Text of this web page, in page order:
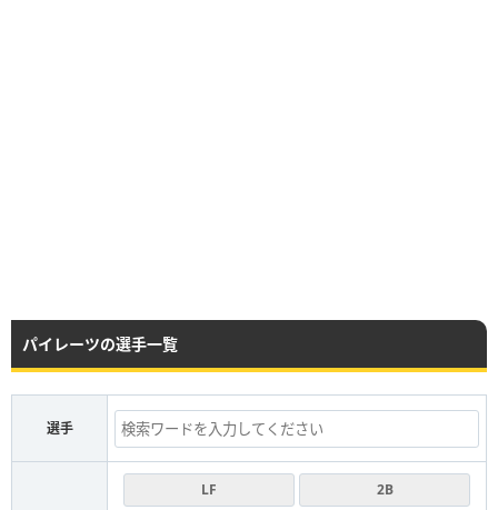
パイレーツの選手一覧
選手
LF
2B